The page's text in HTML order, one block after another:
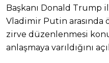
Başkanı Donald Trump
Vladimir Putin
zirve düzenlenmesi
anlaşmaya varıldığını